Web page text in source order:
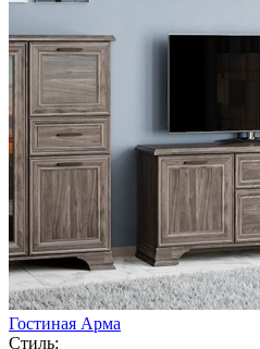
Гостиная Арма
Стиль: